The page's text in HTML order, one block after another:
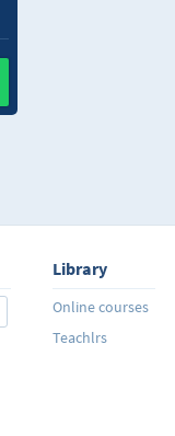
Library
Online courses
Teachlrs